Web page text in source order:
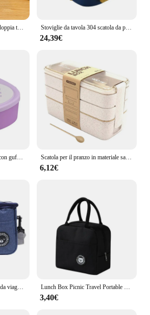
Stoviglie da tavola 304 scatola da pranzo portatile in acciaio inossidabile bambino bambino studente campeggio all'aperto Picnic contenitore per alimenti Bento Box
24,39€
Scatola per il pranzo in materiale sano da 900ml scatole per Bento in paglia di grano a 3 strati stoviglie per microonde contenitore per la conservazione degli alimenti Lunchbox
6,12€
3,40€